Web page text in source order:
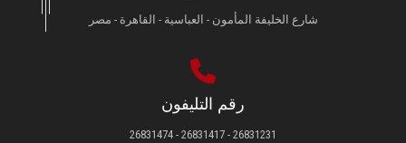
شارع الخليفة المأمون - العباسية - القاهرة - مصر
رقم التليفون
26831231 - 26831417 - 26831474